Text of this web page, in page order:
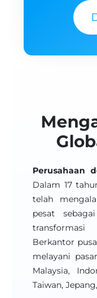
Perusahaan
Dalam 17
telah
pesat
Berkantor
melayani
Malaysia,
Taiwan,